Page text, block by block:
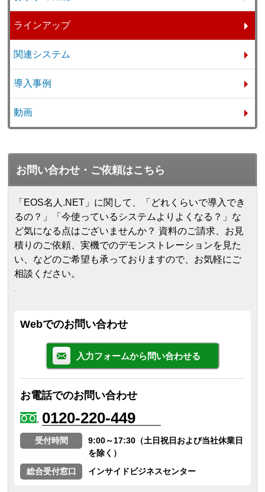
ラインアップ
関連システム
導入事例
動画
お問い合わせ・ご依頼はこちら
「EOS名人.NET」に関して、「どれくらいで導入でき
るの？」「今使っているシステムよりよくなる？」な
ど気になる点はございませんか？ 資料のご請求、お見
積りのご依頼、実機でのデモンストレーションを見た
い、などのご希望も承っておりますので、お気軽にご
相談ください。
Webでのお問い合わせ
入力フォームから問い合わせる
お電話でのお問い合わせ
0120-220-449
受付時間
9:00～17:30（土日祝日および当社休業日
を除く）
総合受付窓口
インサイドビジネスセンター